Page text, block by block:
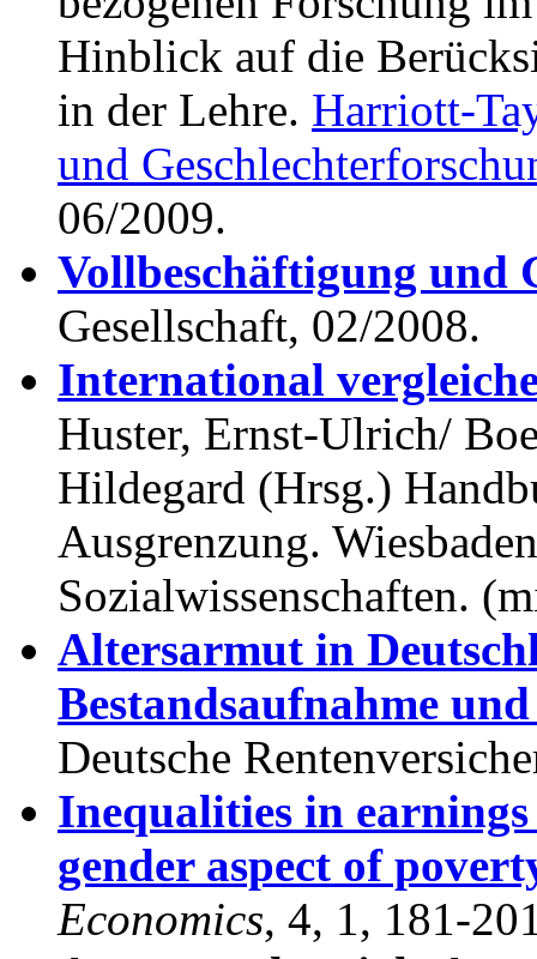
Hinblick auf die
in der Lehre. Harriott-
und
06/2009.
Vollbeschäftigung und
Gesellschaft, 02/2008.
International
Huster, Ernst-Ulrich/
Hildegard (Hrsg.)
Ausgrenzung.
Sozialwissenschaften.
Altersarmut in
Bestandsaufnahme
Deutsche
Inequalities in
gender aspect of
Economics, 4, 1, 181-